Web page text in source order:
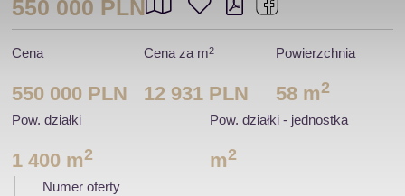
550 000 PLN
Cena
550 000 PLN
Cena za m2
12 931 PLN
Powierzchnia
58 m2
Pow. działki
1 400 m2
Pow. działki - jednostka
m2
Numer oferty